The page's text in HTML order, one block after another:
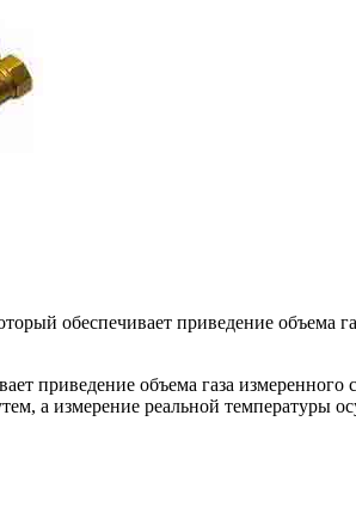
обеспечивает приведение объема
приведение объема газа измеренного
а измерение реальной температуры